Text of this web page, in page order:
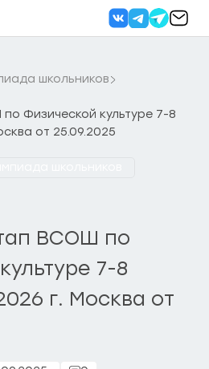
школьников
Физической культуре 7-8
от 25.09.2025
ВСОШ по
7-8
г. Москва от